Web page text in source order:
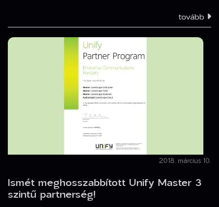
tovább
2018. március 10.
Ismét meghosszabbított Unify Master 3
szintű partnerség!